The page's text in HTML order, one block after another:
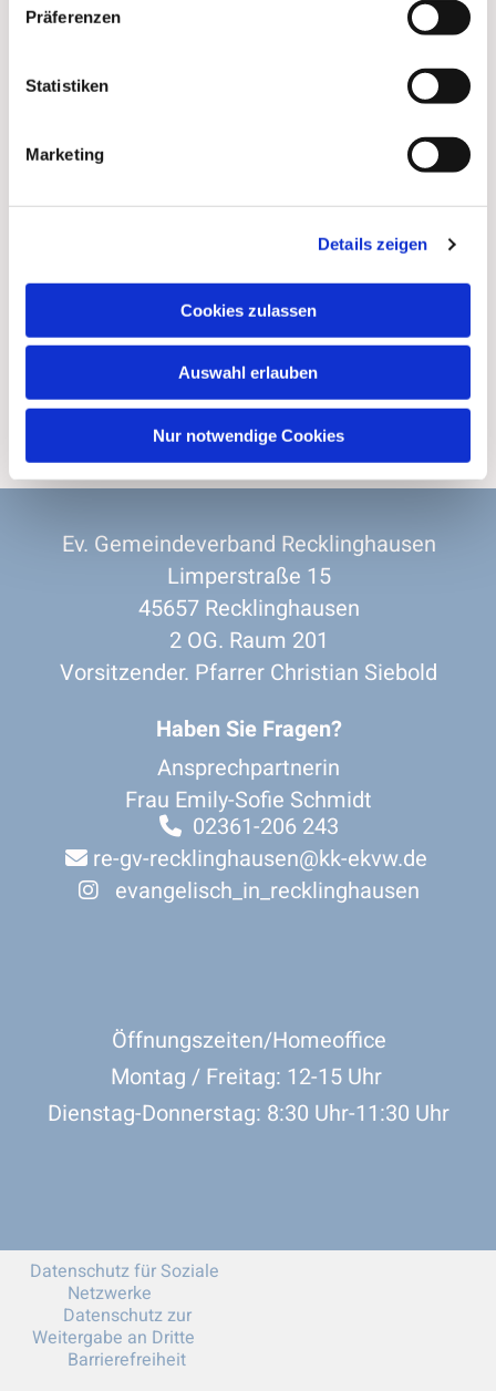
Präferenzen
Statistiken
Marketing
Details zeigen
Cookies zulassen
Auswahl erlauben
Nur notwendige Cookies
Ev. Gemeindeverband Recklinghausen
Limperstraße 15
45657 Recklinghausen
2 OG. Raum 201
Vorsitzender. Pfarrer Christian Siebold
Haben Sie Fragen?
Ansprechpartnerin
Frau Emily-Sofie Schmidt
02361-206 243
re-gv-recklinghausen@kk-ekvw.de
 evangelisch_in_recklinghausen
Öffnungszeiten/Homeoffice
Montag / Freitag: 12-15 Uhr
Dienstag-Donnerstag: 8:30 Uhr-11:30 Uhr
Datenschutz für Soziale
Netzwerke
Datenschutz zur
Weitergabe an Dritte
Barrierefreiheit